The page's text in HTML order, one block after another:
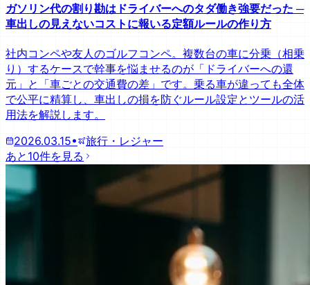
ガソリン代の割り勘はドライバーへのタダ働き強要だった ─
車出しの見えないコストに報いる定額ルールの作り方
社内コンペや友人のゴルフコンペ。複数台の車に分乗（相乗
り）するケースで幹事を悩ませるのが「ドライバーへの還
元」と「車ごとの交通費の差」です。乗る車が違っても全体
で公平に精算し、車出しの損を防ぐルール設定とツールの活
用法を解説します。
2026.03.15•
旅行・レジャー
あと10件を見る